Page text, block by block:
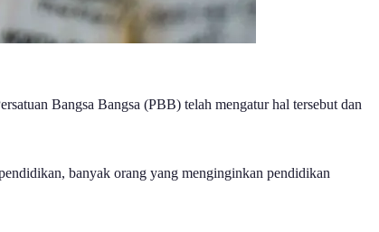
Bangsa Bangsa (PBB) telah mengatur hal tersebut dan
banyak orang yang menginginkan pendidikan